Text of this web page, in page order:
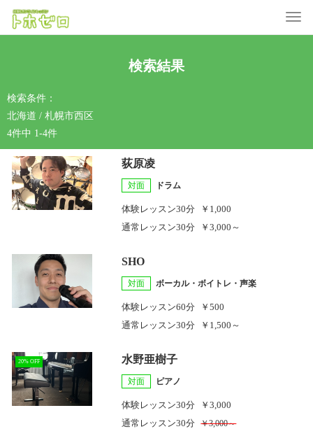
検索結果
検索条件：
北海道 / 札幌市西区
4件中 1-4件
荻原凌
対面 ドラム
体験レッスン30分
￥1,000
通常レッスン30分 ￥3,000～
SHO
対面 ボーカル・ボイトレ・声楽
体験レッスン60分
￥500
通常レッスン30分 ￥1,500～
20% OFF 水野亜樹子
対面 ピアノ
体験レッスン30分
￥3,000
通常レッスン30分
￥3,000～